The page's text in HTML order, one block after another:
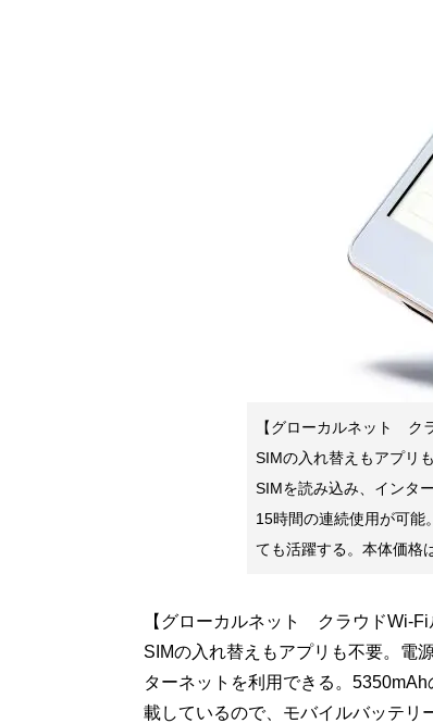
【グローカルネット ク
SIMの入れ替えもアプリ
SIMを読み込み、インタ
15時間の連続使用が可能
ても活躍する。本体価格
【グローカルネット クラウドWi-Fi
SIMの入れ替えもアプリも不要。電
ターネットを利用できる。
載しているので、モバイルバッテリ